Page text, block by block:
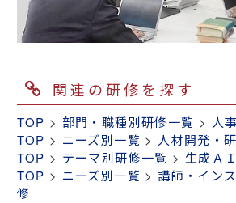
【研修テキスト作成】
【社内講師養成】
社内研修講師養成研修 ～基本
【スキルアップ】
パワーポイントプレゼンテー
社内講師養成研修 中級編（１
ム・研修プラン・研修体系など
ハウを学ぶことができます。ワ
また、ご参考として以下のコラ
します。
コラム：成功する研修企画には
がある
関連の研修を探す
TOP > 部門・職種別研修一覧 > 人
TOP > ニーズ別一覧 > 人材開発・
TOP > テーマ別研修一覧 >生成Ａ
TOP > ニーズ別一覧 > 講師・イン
修